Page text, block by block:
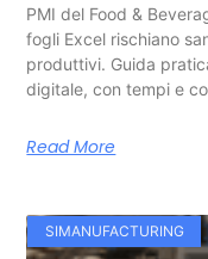
PMI del Food &
fogli Excel rischiano
produttivi. Guida
digitale, con tempi e
Read More
SIMANUFACTURING